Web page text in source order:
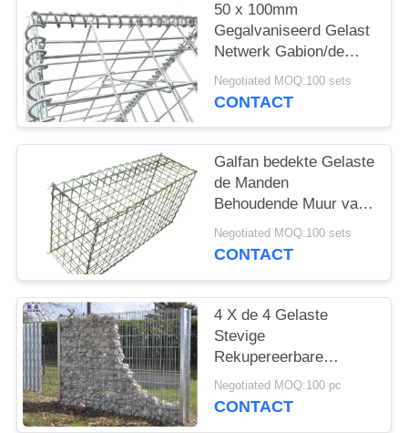
50 x 100mm
Gegalvaniseerd Gelast
Netwerk Gabion/de
Gelaste Muur van de
Steenkooi
Negotiated MOQ:100 sets
CONTACT
Galfan bedekte Gelaste
de Manden
Behoudende Muur van
Draadgabion, Gabion-
de Dozen van het
Negotiated MOQ:100 sets
CONTACT
4 X de 4 Gelaste
Stevige
Rekupereerbare
Eigenschap Met grote
trekspanning van
Negotiated MOQ:100 pc
CONTACT